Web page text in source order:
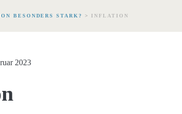
BESONDERS STARK? > INFLATION
2023